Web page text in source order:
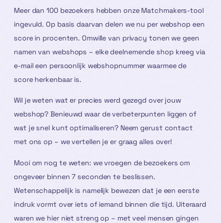
Meer dan 100 bezoekers hebben onze Matchmakers-tool
ingevuld. Op basis daarvan delen we nu per webshop een
score in procenten. Omwille van privacy tonen we geen
namen van webshops – elke deelnemende shop kreeg via
e-mail een persoonlijk webshopnummer waarmee de
score herkenbaar is.
Wil je weten wat er precies werd gezegd over jouw
webshop? Benieuwd waar de verbeterpunten liggen of
wat je snel kunt optimaliseren? Neem gerust contact
met ons op – we vertellen je er graag alles over!
Mooi om nog te weten: we vroegen de bezoekers om
ongeveer binnen 7 seconden te beslissen.
Wetenschappelijk is namelijk bewezen dat je een eerste
indruk vormt over iets of iemand binnen die tijd. Uiteraard
waren we hier niet streng op – met veel mensen gingen